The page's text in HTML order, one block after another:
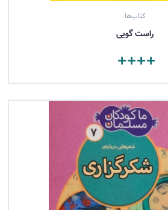
کتاب‌ها
راست‌ گويی
مشاهده کتاب